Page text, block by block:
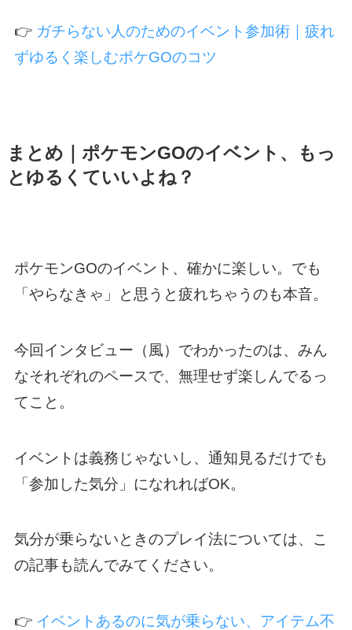
👉 ガチらない人のためのイベント参加術｜疲れ
ずゆるく楽しむポケGOのコツ
まとめ｜ポケモンGOのイベント、もっ
とゆるくていいよね？
ポケモンGOのイベント、確かに楽しい。でも
「やらなきゃ」と思うと疲れちゃうのも本音。
今回インタビュー（風）でわかったのは、みん
なそれぞれのペースで、無理せず楽しんでるっ
てこと。
イベントは義務じゃないし、通知見るだけでも
「参加した気分」になれればOK。
気分が乗らないときのプレイ法については、こ
の記事も読んでみてください。
👉 イベントあるのに気が乗らない、アイテム不